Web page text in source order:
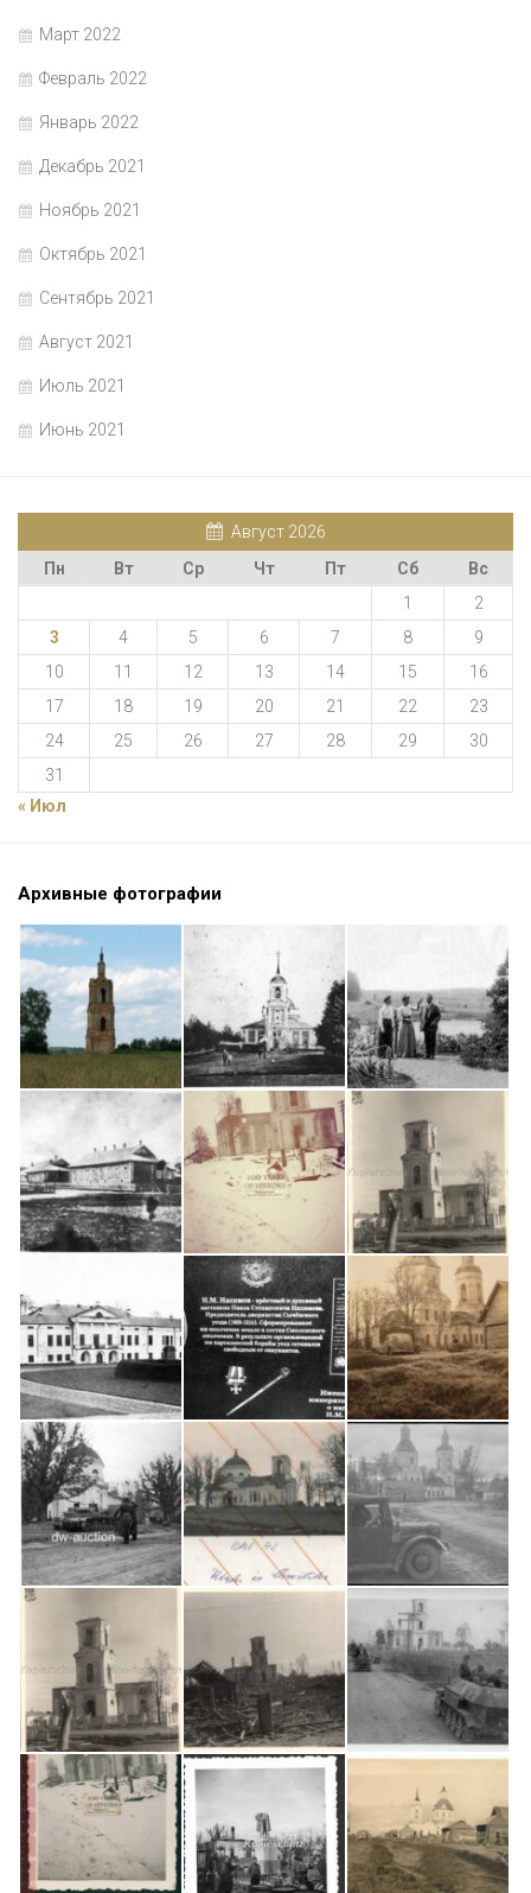
Март 2022
Февраль 2022
Январь 2022
Декабрь 2021
Ноябрь 2021
Октябрь 2021
Сентябрь 2021
Август 2021
Июль 2021
Июнь 2021
Август 2026
Пн
Вт Ср Чт Пт Сб
Вс
1
2
3
4 5 6 7 8
9
10
11 12 13 14 15
16
17
18 19 20 21 22
23
24
25 26 27 28 29
30
31
« Июл
Архивные фотографии